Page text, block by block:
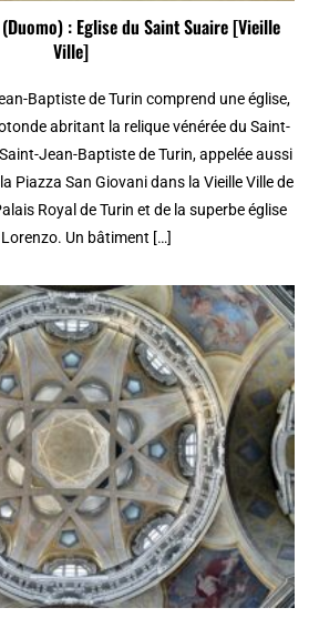
: Eglise du Saint Suaire [Vieille
Ville]
Baptiste de Turin comprend une église,
abritant la relique vénérée du Saint-
Jean-Baptiste de Turin, appelée aussi
Piazza San Giovani dans la Vieille Ville de
Royal de Turin et de la superbe église
Un bâtiment […]